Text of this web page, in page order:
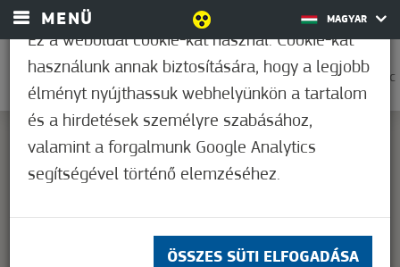
MENÜ MAGYAR
0
32,2°C
This page can't load Google Maps correctly.
Do you own this website? OK
Ez a weboldal cookie-kat használ. Cookie-kat
használunk annak biztosítására, hogy a legjobb
élményt nyújthassuk webhelyünkön a tartalom
és a hirdetések személyre szabásához,
valamint a forgalmunk Google Analytics
segítségével történő elemzéséhez.
ÖSSZES SÜTI ELFOGADÁSA